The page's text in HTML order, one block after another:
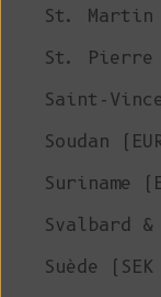
St. Martin
St. Pierre
Saint-
Soudan
Suriname
Svalbard &
Suède